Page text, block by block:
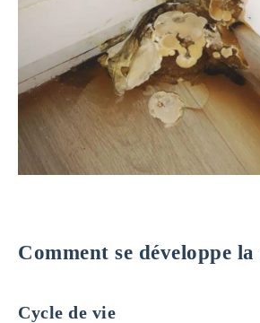
Comment se développe
Cycle de vie